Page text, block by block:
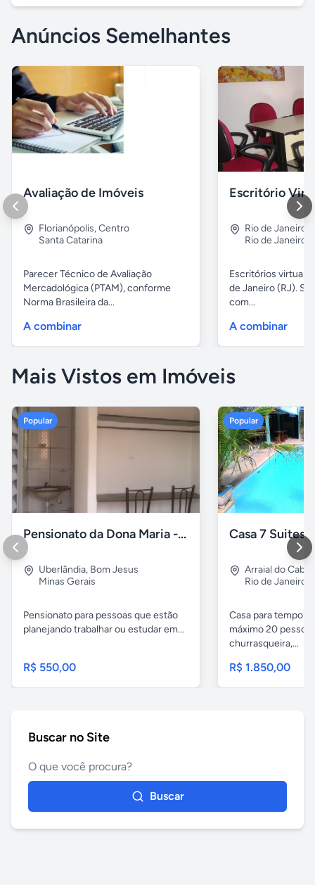
Anúncios Semelhantes
Avaliação de Imóveis
Florianópolis,Centro
Santa Catarina
Parecer Técnico de Avaliação
Mercadológica (PTAM), conforme
Norma Brasileira da...
A combinar
Escritório
Rio de Janeiro
Rio de Janeiro
Escritórios virtuais
de Janeiro (RJ).
com...
A combinar
Mais Vistos em Imóveis
Popular
Pensionato da Dona Maria - Uberlândia/MG
Uberlândia, Bom Jesus
Minas Gerais
Pensionato para pessoas que estão
planejando trabalhar ou estudar em...
R$ 550,00
Popular
Arraial do Cabo
Rio de Janeiro
Casa para
máximo 20
churrasqueira,...
R$ 1.850,00
Buscar no Site
Buscar